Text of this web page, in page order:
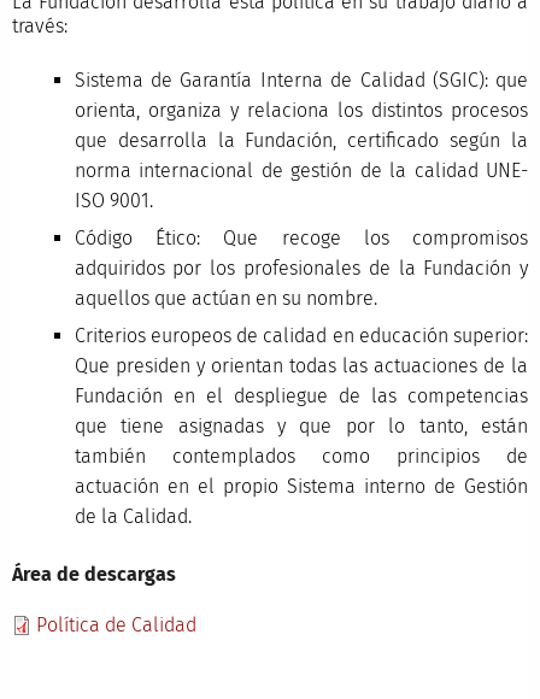
través:
Sistema de Garantía Interna de Calidad (SGIC): que
orienta, organiza y relaciona los distintos procesos
que desarrolla la Fundación, certificado según la
norma internacional de gestión de la calidad UNE-
ISO 9001.
Código Ético: Que recoge los compromisos
adquiridos por los profesionales de la Fundación y
aquellos que actúan en su nombre.
Criterios europeos de calidad en educación superior:
Que presiden y orientan todas las actuaciones de la
Fundación en el despliegue de las competencias
que tiene asignadas y que por lo tanto, están
también contemplados como principios de
actuación en el propio Sistema interno de Gestión
de la Calidad.
Área de descargas
Política de Calidad